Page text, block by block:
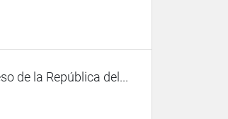
de la República del...